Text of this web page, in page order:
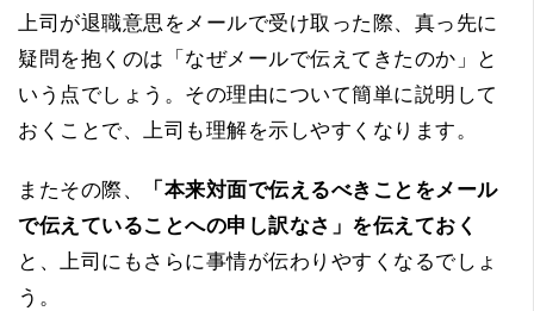
上司が退職意思をメールで受け取った際、真っ先に
疑問を抱くのは「なぜメールで伝えてきたのか」と
いう点でしょう。その理由について簡単に説明して
おくことで、上司も理解を示しやすくなります。
またその際、
「本来対面で伝えるべきことをメール
で伝えていることへの申し訳なさ」を伝えておく
と、上司にもさらに事情が伝わりやすくなるでしょ
う。